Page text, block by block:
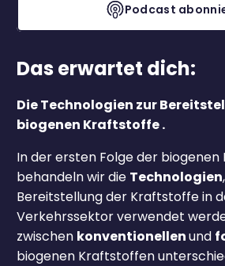
Podcast
Das erwartet dich:
Die Technologien zur
biogenen Kraftstoffe .
In der ersten Folge der
behandeln wir die Technologien
Bereitstellung der Kraftstoffe in
Verkehrssektor verwendet
zwischen konventionellenund
biogenen Kraftstoffen